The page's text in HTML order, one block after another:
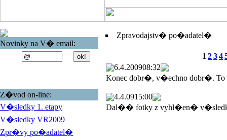
Novinky na V� email:
Z�vod on-line:
V�sledky 1. etapy
V�sledky VR2009
Zpr�vy po�adatel�
Zpravodajstv� po�adatel�
1 234
6.4.200908:32
Konec dobr�, v�echno dobr�.
4.4.0915:00
Dal�� fotky z vyhl�en�